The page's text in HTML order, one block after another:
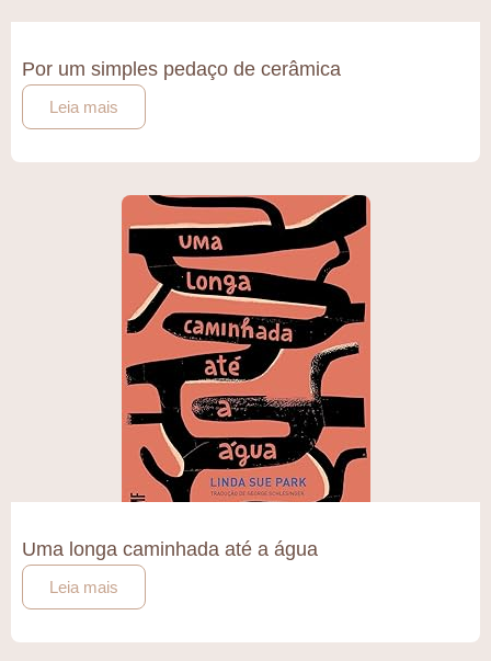
Por um simples pedaço de cerâmica
Leia mais
Uma longa caminhada até a água
Leia mais